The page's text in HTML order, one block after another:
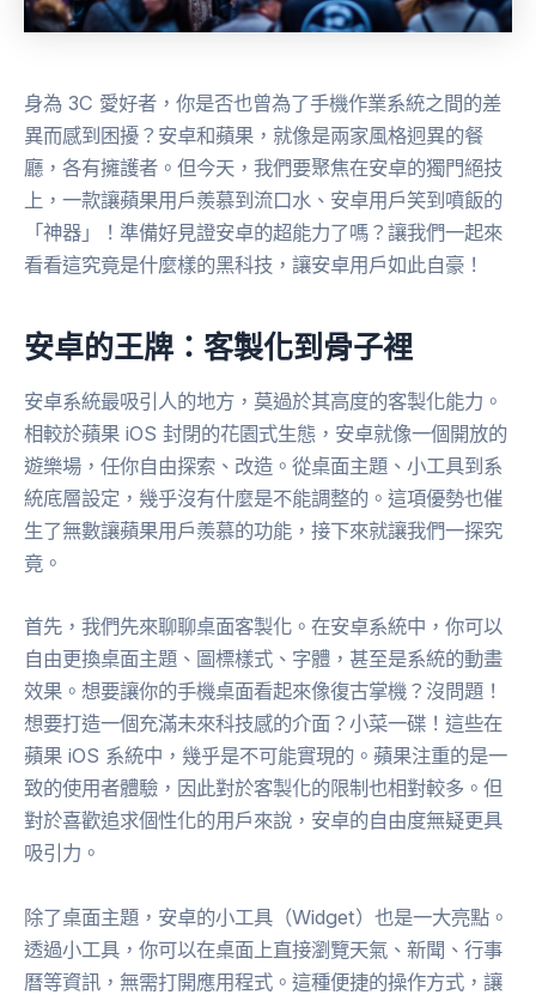
身為 3C 愛好者，你是否也曾為了手機作業系統之間的差
異而感到困擾？安卓和蘋果，就像是兩家風格迥異的餐
廳，各有擁護者。但今天，我們要聚焦在安卓的獨門絕技
上，一款讓蘋果用戶羨慕到流口水、安卓用戶笑到噴飯的
「神器」！準備好見證安卓的超能力了嗎？讓我們一起來
看看這究竟是什麼樣的黑科技，讓安卓用戶如此自豪！
安卓的王牌：客製化到骨子裡
安卓系統最吸引人的地方，莫過於其高度的客製化能力。
相較於蘋果 iOS 封閉的花園式生態，安卓就像一個開放的
遊樂場，任你自由探索、改造。從桌面主題、小工具到系
統底層設定，幾乎沒有什麼是不能調整的。這項優勢也催
生了無數讓蘋果用戶羨慕的功能，接下來就讓我們一探究
竟。
首先，我們先來聊聊桌面客製化。在安卓系統中，你可以
自由更換桌面主題、圖標樣式、字體，甚至是系統的動畫
效果。想要讓你的手機桌面看起來像復古掌機？沒問題！
想要打造一個充滿未來科技感的介面？小菜一碟！這些在
蘋果 iOS 系統中，幾乎是不可能實現的。蘋果注重的是一
致的使用者體驗，因此對於客製化的限制也相對較多。但
對於喜歡追求個性化的用戶來說，安卓的自由度無疑更具
吸引力。
除了桌面主題，安卓的小工具（Widget）也是一大亮點。
透過小工具，你可以在桌面上直接瀏覽天氣、新聞、行事
曆等資訊，無需打開應用程式。這種便捷的操作方式，讓